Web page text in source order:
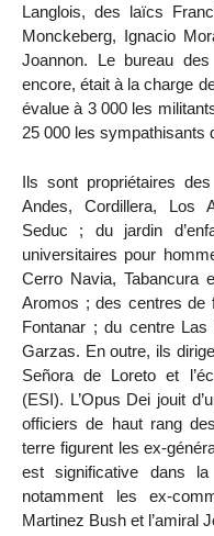
Langlois, des laïcs
Monckeberg, Ignacio
Joannon. Le bureau
encore, était à la charge
évalue à 3 000 les
25 000 les sympathisants
Ils sont propriétaires
Andes, Cordillera, Los
Seduc ; du jardin
universitaires pour
Cerro Navia, Tabancura
Aromos ; des centres de
Fontanar ; du centre Las
Garzas. En outre, ils
Señora de Loreto et
(ESI). L’Opus Dei jouit
officiers de haut rang
terre figurent les ex-
est significative dans
notamment les ex-
Martinez Bush et l’amiral